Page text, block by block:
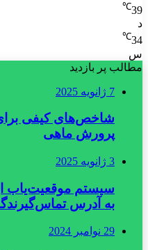
39
℃
د
34
℃
س
مطالب پر بازدید
7 ژانویه 2025
شاخص‌های کیفی
پرورش ماهی
3 ژانویه 2025
سیستم موقعیت‌یاب
به آدرس تماس‌گیرندگان
29 نوامبر 2024